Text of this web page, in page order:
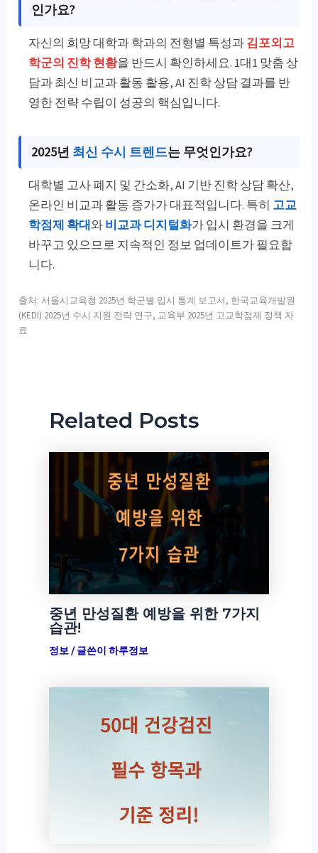
인가요?
자신의 희망 대학과 학과의 전형별 특성과김포외고
학군의 진학 현황을 반드시 확인하세요. 1대1 맞춤 상
담과 최신 비교과 활동 활용, AI 진학 상담 결과를 반
영한 전략 수립이 성공의 핵심입니다.
2025년 최신 수시 트렌드는 무엇인가요?
대학별 고사 폐지 및 간소화, AI 기반 진학 상담 확산,
온라인 비교과 활동 증가가 대표적입니다. 특히 고교
학점제 확대와비교과 디지털화가 입시 환경을 크게
바꾸고 있으므로 지속적인 정보 업데이트가 필요합
니다.
출처: 서울시교육청 2025년 학군별 입시 통계 보고서, 한국교육개발원
(KEDI) 2025년 수시 지원 전략 연구, 교육부 2025년 고교학점제 정책 자
료
Related Posts
중년 만성질환 예방을 위한 7가지
습관!
정보/ 글쓴이 하루정보